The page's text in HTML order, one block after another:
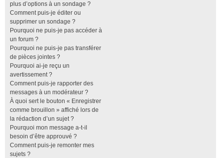
plus d’options à un sondage ?
Comment puis-je éditer ou
supprimer un sondage ?
Pourquoi ne puis-je pas accéder à
un forum ?
Pourquoi ne puis-je pas transférer
de pièces jointes ?
Pourquoi ai-je reçu un
avertissement ?
Comment puis-je rapporter des
messages à un modérateur ?
À quoi sert le bouton « Enregistrer
comme brouillon » affiché lors de
la rédaction d’un sujet ?
Pourquoi mon message a-t-il
besoin d’être approuvé ?
Comment puis-je remonter mes
sujets ?